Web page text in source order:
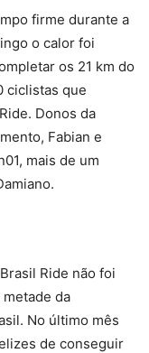
firme durante a
o calor foi
os 21 km do
ciclistas que
Donos da
Fabian e
mais de um
Ride não foi
da
No último mês
de conseguir